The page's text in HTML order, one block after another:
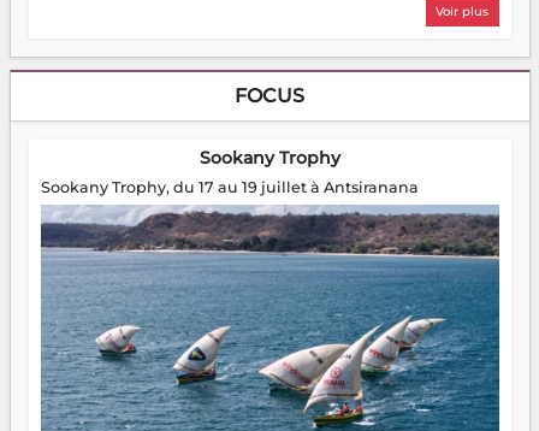
Voir plus
FOCUS
Sookany Trophy
Sookany Trophy, du 17 au 19 juillet à Antsiranana